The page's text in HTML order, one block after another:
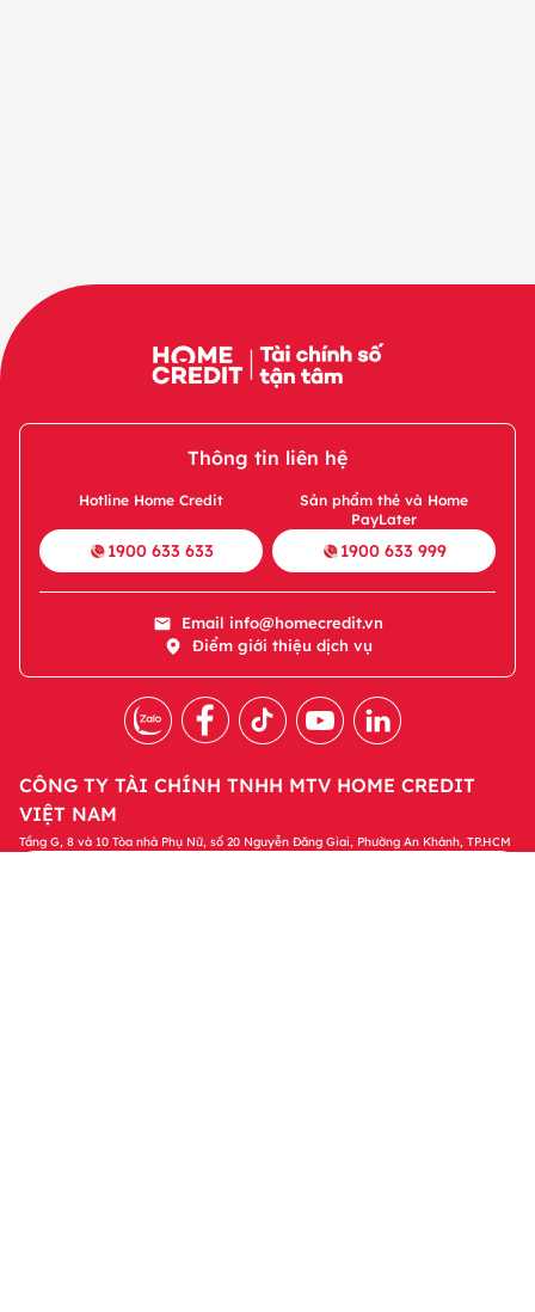
Thông tin liên hệ
Hotline Home Credit
1900 633 633
Sản phẩm thẻ và Home
PayLater
1900 633 999
Email info@homecredit.vn
Điểm giới thiệu dịch vụ
CÔNG TY TÀI CHÍNH TNHH MTV HOME CREDIT
VIỆT NAM
Tầng G, 8 và 10 Tòa nhà Phụ Nữ, số 20 Nguyễn Đăng Giai, Phường An Khánh, TP.HCM